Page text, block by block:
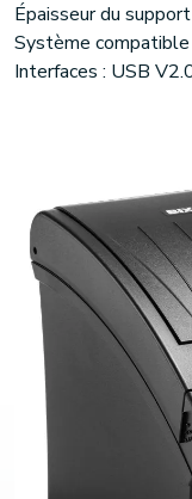
Épaisseur du
Système
Interfaces : USB